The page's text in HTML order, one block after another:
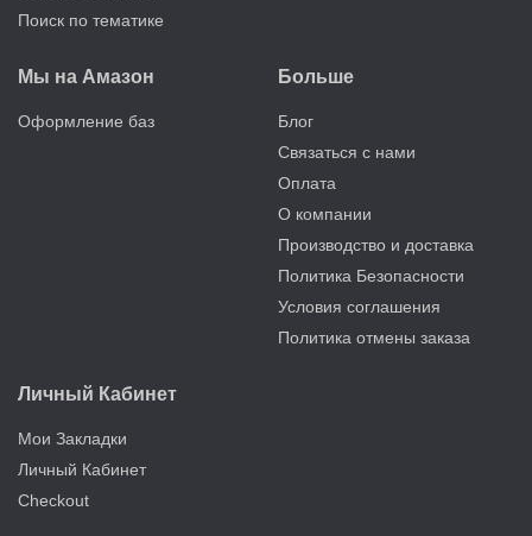
Поиск по тематике
Мы на Амазон
Оформление баз
Больше
Блог
Связаться с нами
Оплата
О компании
Производство и доставка
Политика Безопасности
Условия соглашения
Политика отмены заказа
Личный Кабинет
Мои Закладки
Личный Кабинет
Checkout